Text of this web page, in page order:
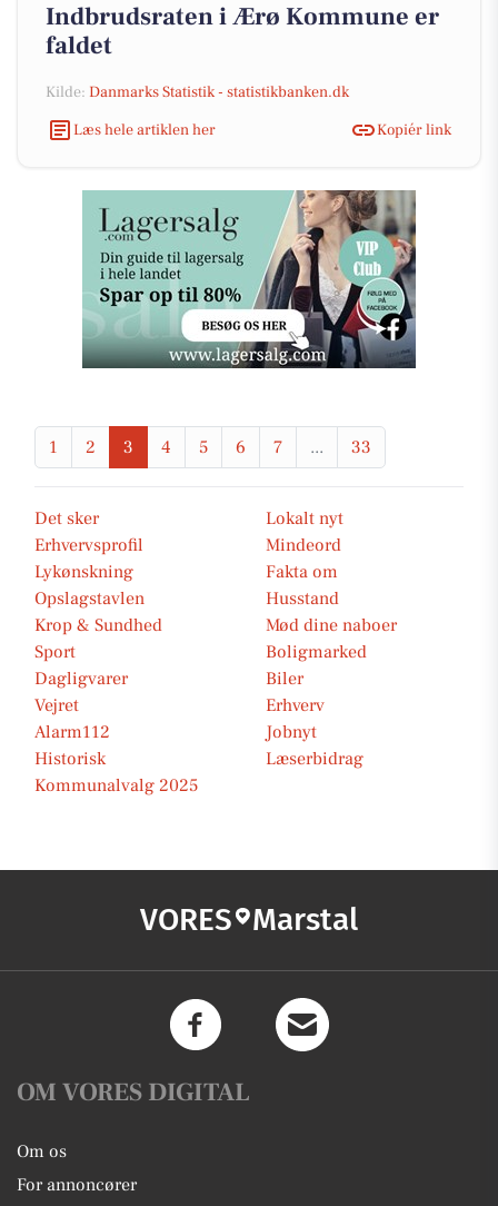
Indbrudsraten i Ærø Kommune er
faldet
Kilde: Danmarks Statistik - statistikbanken.dk
Læs hele artiklen her
Kopiér link
1 2 3 4 5 6 7 ... 33
Det sker
Lokalt nyt
Erhvervsprofil
Mindeord
Lykønskning
Fakta om
Opslagstavlen
Husstand
Krop & Sundhed
Mød dine naboer
Sport
Boligmarked
Dagligvarer
Biler
Vejret
Erhverv
Alarm112
Jobnyt
Historisk
Læserbidrag
Kommunalvalg 2025
VORES Marstal
OM VORES DIGITAL
Om os
For annoncører